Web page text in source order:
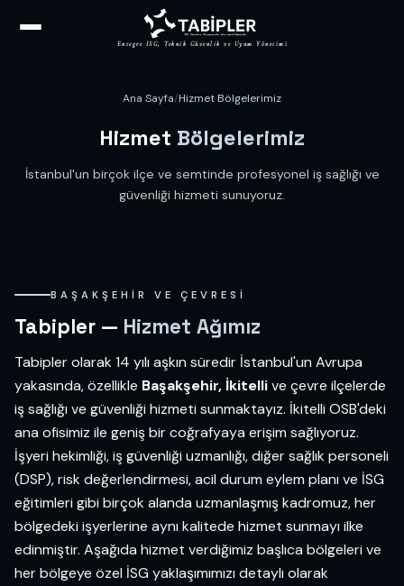
Entegre İSG, Teknik Güvenlik ve Uyum Yönetimi
Ana Sayfa/Hizmet Bölgelerimiz
Hizmet Bölgelerimiz
İstanbul'un birçok ilçe ve semtinde profesyonel iş sağlığı ve
güvenliği hizmeti sunuyoruz.
BAŞAKŞEHIR VE ÇEVRESI
Tabipler — Hizmet Ağımız
Tabipler olarak 14 yılı aşkın süredir İstanbul'un Avrupa
yakasında, özellikle Başakşehir, İkitellive çevre ilçelerde
iş sağlığı ve güvenliği hizmeti sunmaktayız. İkitelli OSB'deki
ana ofisimiz ile geniş bir coğrafyaya erişim sağlıyoruz.
İşyeri hekimliği, iş güvenliği uzmanlığı, diğer sağlık personeli
(DSP), risk değerlendirmesi, acil durum eylem planı ve İSG
eğitimleri gibi birçok alanda uzmanlaşmış kadromuz, her
bölgedeki işyerlerine aynı kalitede hizmet sunmayı ilke
edinmiştir. Aşağıda hizmet verdiğimiz başlıca bölgeleri ve
her bölgeye özel İSG yaklaşımımızı detaylı olarak